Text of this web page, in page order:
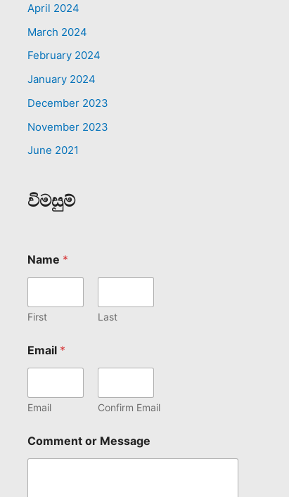
April 2024
March 2024
February 2024
January 2024
December 2023
November 2023
June 2021
විමසුම්
Name *
First Last
Email *
Email Confirm Email
Comment or Message